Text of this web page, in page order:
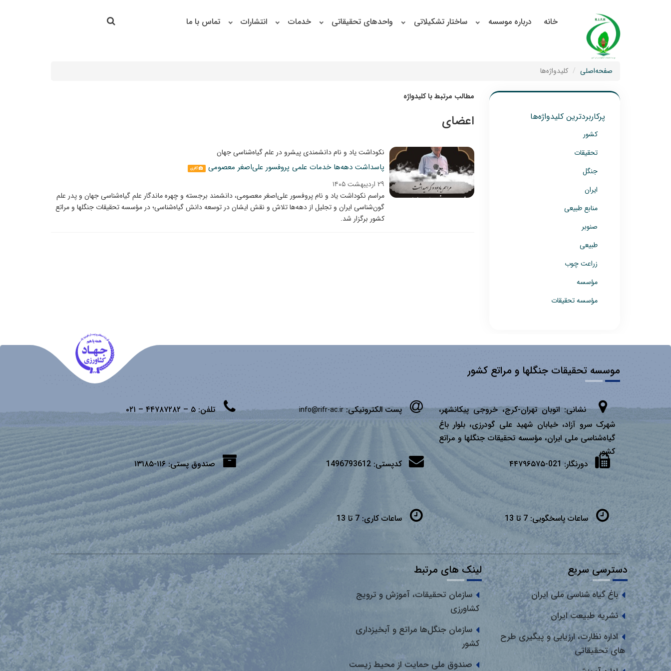
خانه درباره موسسه ساختار تشکیلاتی واحدهای تحقیقاتی خدمات انتشارات تماس با ما جستجو
صفحه‌اصلی کلیدواژه‌ها
مطالب مرتبط با کلیدواژه
اعضای
نکوداشت یاد و نام دانشمندی پیشرو در علم گیاه‌شناسی جهان
پاسداشت دهه‌ها خدمات علمی پروفسور علی‌اصغر معصومی گالری
۲۹ اردیبهشت ۱۴۰۵
مراسم نکوداشت یاد و نام پروفسور علی‌اصغر معصومی، دانشمند برجسته و چهره ماندگار علم گیاه‌شناسی جهان و پدر علم
گون‌شناسی ایران و تجلیل از دهه‌ها تلاش و نقش ایشان در توسعه دانش گیاه‌شناسی؛ در مؤسسه تحقیقات جنگلها و مراتع
کشور برگزار شد.
پرکاربردترین کلیدواژه‌ها
کشور
تحقیقات
جنگل
ایران
منابع طبیعی
صنوبر
طبیعی
زراعت چوب
مؤسسه
مؤسسه تحقیقات
موسسه تحقیقات جنگلها و مراتع کشور
نشانی:اتوبان تهران­-كرج، خروجی پیكانشهر،
شهرک سرو آزاد، خیابان شهید علی گودرزی، بلوار باغ
گیاه‌شناسی ملی ایران، مؤسسه تحقیقات جنگلها و مراتع
كشور
پست الکترونیکی:info@rifr-ac.ir تلفن:۵ – ۴۴۷۸۷۲۸۲ – ۰۲۱
دورنگار: 021-۴۴۷۹۶۵۷۵ کدپستی:1496793612 صندوق پستی:۱۱۶-۱۳۱۸۵
ساعات پاسخگویی: 7 تا 13 ساعات کاری:7 تا 13
دسترسی سریع
باغ گیاه شناسی ملی ایران
نشریه طبیعت ایران
اداره نظارت، ارزیابی و پیگیری طرح
های تحقیقاتی
لینک های مرتبط
سازمان تحقیقات، آموزش و ترویج
کشاورزی
سازمان جنگل‌ها مراتع و آبخیزداری
کشور
صندوق ملی حمایت از محیط زیست